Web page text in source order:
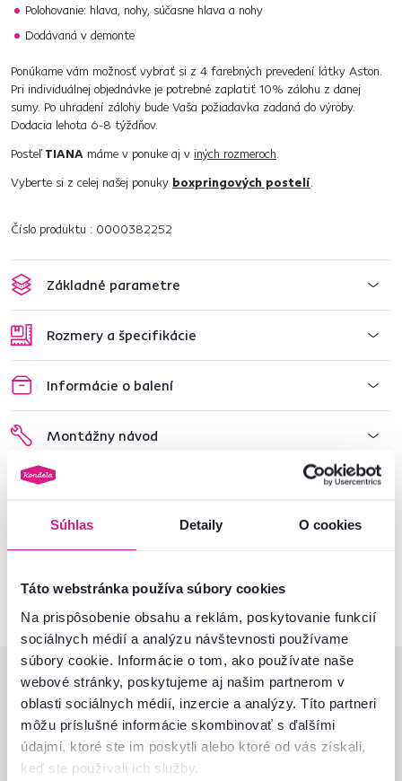
Súhlas Detaily O cookies
Táto webstránka používa súbory cookies
Na prispôsobenie obsahu a reklám, poskytovanie funkcií
sociálnych médií a analýzu návštevnosti používame
súbory cookie. Informácie o tom, ako používate naše
webové stránky, poskytujeme aj našim partnerom v
oblasti sociálnych médií, inzercie a analýzy. Títo partneri
môžu príslušné informácie skombinovať s ďalšími
údajmi, ktoré ste im poskytli alebo ktoré od vás získali,
keď ste používali ich služby.
Polohovanie: hlava, nohy, súčasne hlava a nohy
Dodávaná v demonte
Ponúkame vám možnosť vybrať si z 4 farebných prevedení látky Aston.
Pri individuálnej objednávke je potrebné zaplatiť 10% zálohu z danej
sumy. Po uhradení zálohy bude Vaša požiadavka zadaná do výroby.
Dodacia lehota 6-8 týždňov.
Posteľ TIANA máme v ponuke aj v iných rozmeroch.
Vyberte si z celej našej ponuky boxpringových postelí.
Číslo produktu : 0000382252
Základné parametre
Rozmery a špecifikácie
Informácie o balení
Montážny návod
Nenašli ste požadované informácie?
Kontaktujte nás a my vám radi poradíme
Hodnotenia produktu
4,6
Jednoduchosť montáže
4,3
Kvalita výrobku
4,4
Zodpovedá očakávaniam